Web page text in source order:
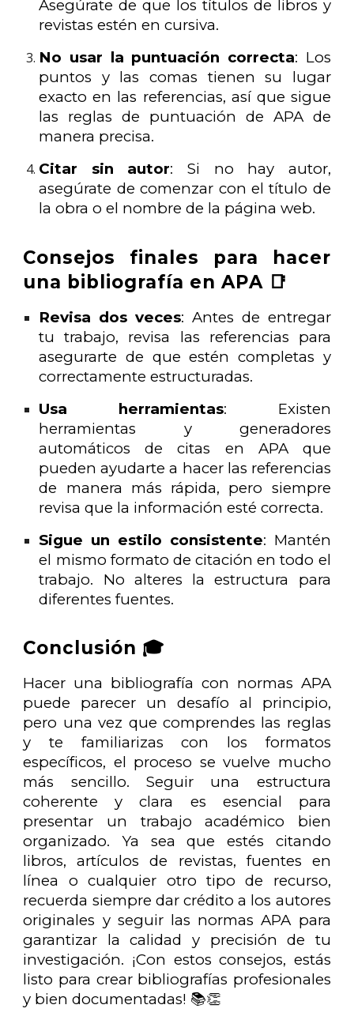
Asegúrate de que los títulos de libros y
revistas estén en cursiva.
No usar la puntuación correcta: Los
puntos y las comas tienen su lugar
exacto en las referencias, así que sigue
las reglas de puntuación de APA de
manera precisa.
Citar sin autor: Si no hay autor,
asegúrate de comenzar con el título de
la obra o el nombre de la página web.
Consejos finales para hacer
una bibliografía en APA 📑
Revisa dos veces: Antes de entregar
tu trabajo, revisa las referencias para
asegurarte de que estén completas y
correctamente estructuradas.
Usa herramientas: Existen
herramientas y generadores
automáticos de citas en APA que
pueden ayudarte a hacer las referencias
de manera más rápida, pero siempre
revisa que la información esté correcta.
Sigue un estilo consistente: Mantén
el mismo formato de citación en todo el
trabajo. No alteres la estructura para
diferentes fuentes.
Conclusión 🎓
Hacer una bibliografía con normas APA
puede parecer un desafío al principio,
pero una vez que comprendes las reglas
y te familiarizas con los formatos
específicos, el proceso se vuelve mucho
más sencillo. Seguir una estructura
coherente y clara es esencial para
presentar un trabajo académico bien
organizado. Ya sea que estés citando
libros, artículos de revistas, fuentes en
línea o cualquier otro tipo de recurso,
recuerda siempre dar crédito a los autores
originales y seguir las normas APA para
garantizar la calidad y precisión de tu
investigación. ¡Con estos consejos, estás
listo para crear bibliografías profesionales
y bien documentadas! 📚👏